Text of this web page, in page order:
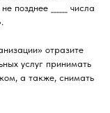
позднее ______ числа
отразите
услуг принимать
а также, снимать